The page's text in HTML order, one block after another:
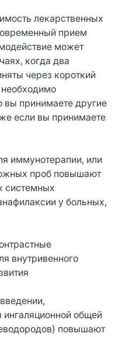
лекарственных
прием
может
когда два
через короткий
вы принимаете другие
если вы принимаете
иммунотерапии, или
проб повышают
системных
у больных,
внутривенного
ингаляционной общей
повышают